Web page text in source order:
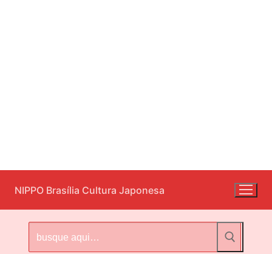
para
o
conteúdo
NIPPO Brasília Cultura Japonesa
por: